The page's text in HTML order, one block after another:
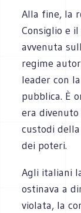
Alla fine, la
Consiglio e
avvenuta
regime
leader con
pubblica. È
era
custodi
dei poteri.
Agli italiani
ostinava a
violata, la